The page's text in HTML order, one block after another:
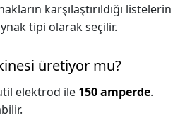
karşılaştırıldığı listelerin
tipi olarak seçilir.
üretiyor mu?
elektrod ile 150 amperde.